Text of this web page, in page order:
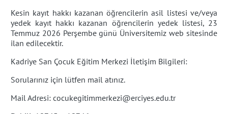
Kesin kayıt hakkı kazanan öğrencilerin asil listesi ve/veya
yedek kayıt hakkı kazanan öğrencilerin yedek listesi, 23
Temmuz 2026 Perşembe günü Üniversitemiz web sitesinde
ilan edilecektir.
Kadriye San Çocuk Eğitim Merkezi İletişim Bilgileri:
Sorularınız için lütfen mail atınız.
Mail Adresi: cocukegitimmerkezi@erciyes.edu.tr